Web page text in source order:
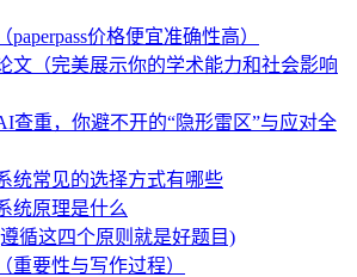
价格便宜准确性高）
文（完美展示你的学术能力和社会影响
查重，你避不开的“隐形雷区”与应对全
统常见的选择方式有哪些
统原理是什么
循这四个原则就是好题目)
重要性与写作过程）